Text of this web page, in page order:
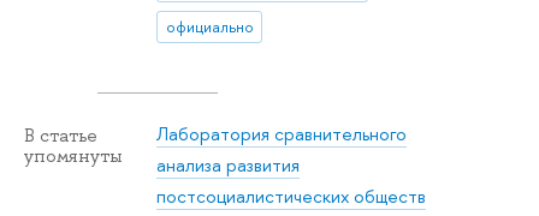
официально
В статье
упомянуты
Лаборатория сравнительного
анализа развития
постсоциалистических обществ